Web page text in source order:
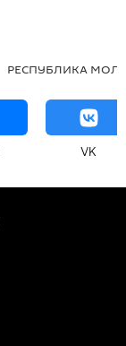
РЕСПУБЛИКА
VK